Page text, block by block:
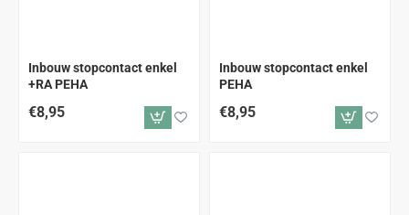
Inbouw stopcontact enkel
+RA PEHA
€8,95
Inbouw stopcontact enkel
PEHA
€8,95